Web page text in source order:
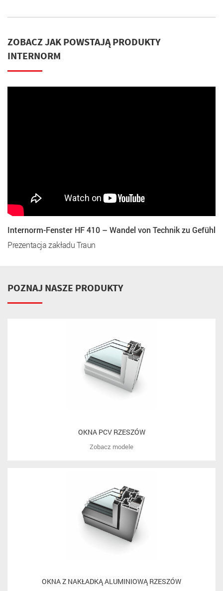
ZOBACZ JAK POWSTAJĄ PRODUKTY
INTERNORM
Internorm-Fenster HF 410 – Wandel von Technik zu Gefühl
Prezentacja zakładu Traun
POZNAJ NASZE PRODUKTY
OKNA PCV RZESZÓW
Zobacz modele
OKNA Z NAKŁADKĄ ALUMINIOWĄ RZESZÓW